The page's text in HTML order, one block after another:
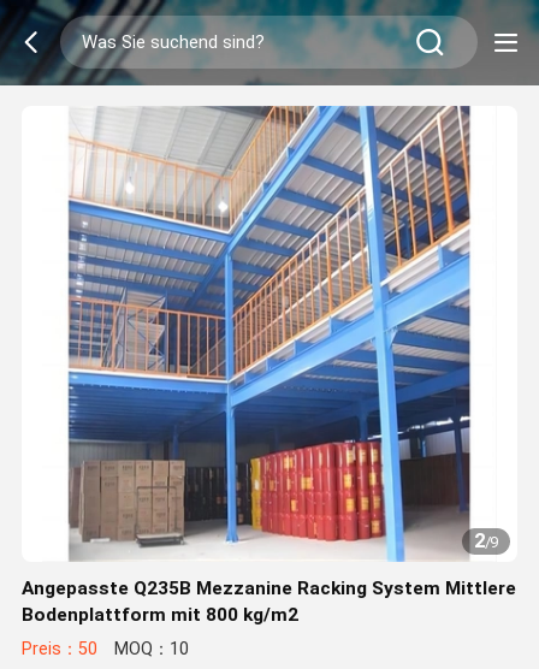
2/9
Angepasste Q235B Mezzanine Racking System Mittlere
Bodenplattform mit 800 kg/m2
Preis：50 MOQ：10